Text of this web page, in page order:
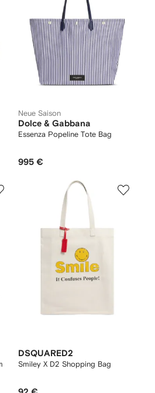
Neue Saison
Dolce & Gabbana
Essenza Popeline Tote Bag
995 €
DSQUARED2
Smiley X D2 Shopping Bag